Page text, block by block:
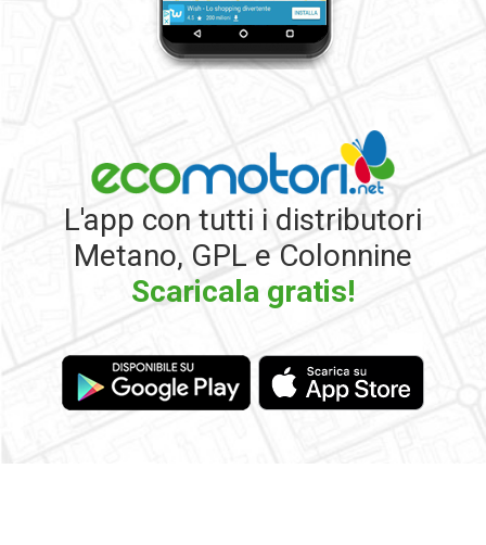
L'app con tutti i distributori
Metano, GPL e Colonnine
Scaricala gratis!